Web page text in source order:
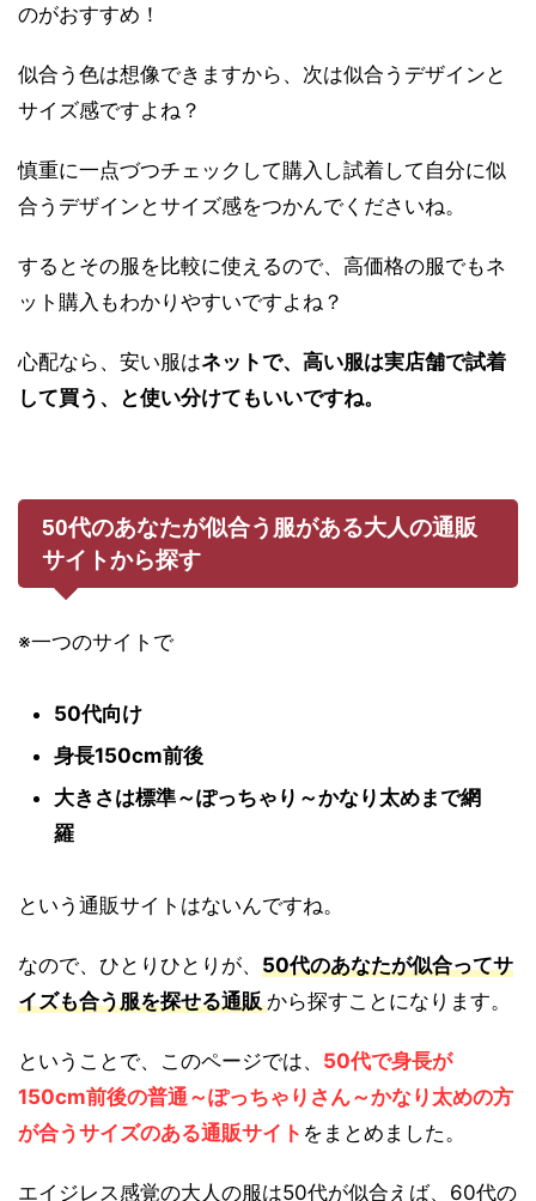
のがおすすめ！
似合う色は想像できますから、次は似合うデザインと
サイズ感ですよね？
慎重に一点づつチェックして購入し試着して自分に似
合うデザインとサイズ感をつかんでくださいね。
するとその服を比較に使えるので、高価格の服でもネ
ット購入もわかりやすいですよね？
心配なら、安い服はネットで、高い服は実店舗で試着
して買う、と使い分けてもいいですね。
50代のあなたが似合う服がある大人の通販
サイトから探す
※一つのサイトで
50代向け
身長150cm前後
大きさは標準～ぽっちゃり～かなり太めまで網
羅
という通販サイトはないんですね。
なので、ひとりひとりが、 50代のあなたが似合ってサ
イズも合う服を探せる通販から探すことになります。
ということで、このページでは、 50代で身長が
150cm前後の普通～ぽっちゃりさん～かなり太めの方
が合うサイズのある通販サイト をまとめました。
エイジレス感覚の大人の服は50代が似合えば、60代の